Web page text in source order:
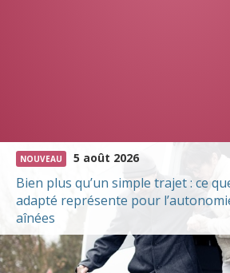
NOUVEAU 5 août 2026
Bien plus qu’un simple trajet : ce
adapté représente pour
aînées